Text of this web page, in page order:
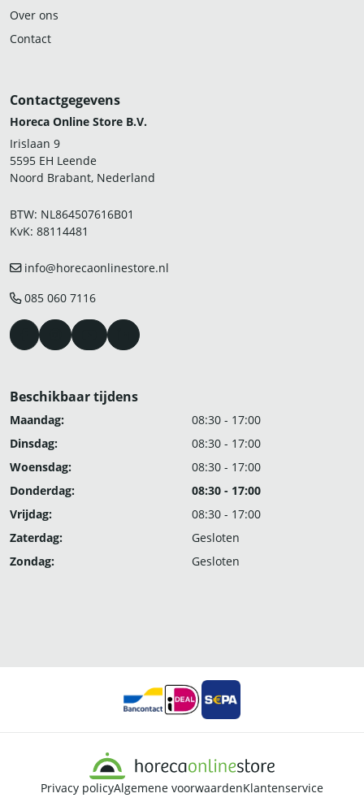
Over ons
Contact
Contactgegevens
Horeca Online Store B.V.
Irislaan 9
5595 EH Leende
Noord Brabant, Nederland
BTW: NL864507616B01
KvK: 88114481
info@horecaonlinestore.nl
085 060 7116
Beschikbaar tijdens
Maandag:
08:30 - 17:00
Dinsdag:
08:30 - 17:00
Woensdag:
08:30 - 17:00
Donderdag:
08:30 - 17:00
Vrijdag:
08:30 - 17:00
Zaterdag:
Gesloten
Zondag:
Gesloten
Privacy policyAlgemene voorwaardenKlantenservice